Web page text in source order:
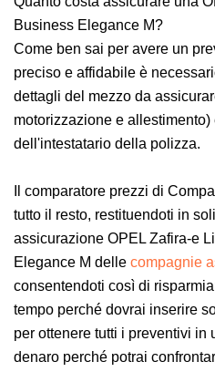
Business Elegance M?
Come ben sai per avere un
preciso e affidabile è
dettagli del mezzo da
motorizzazione e
dell'intestatario della polizza.
Il comparatore prezzi di
tutto il resto, restituendoti in
assicurazione OPEL Zafira-e
Elegance M delle compagnie
consentendoti così di
tempo perché dovrai inserire
per ottenere tutti i preventivi in
denaro perché potrai